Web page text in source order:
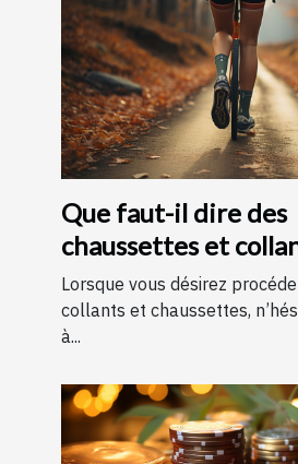
Que faut-il dire des
chaussettes et
contention ?
Lorsque vous désirez
collants et chaussettes,
à...